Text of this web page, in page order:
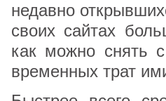
недавно
своих сайтах
как можно снять
временных трат